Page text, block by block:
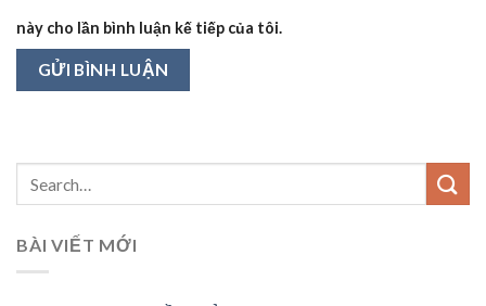
này cho lần bình luận kế tiếp của tôi.
BÀI VIẾT MỚI